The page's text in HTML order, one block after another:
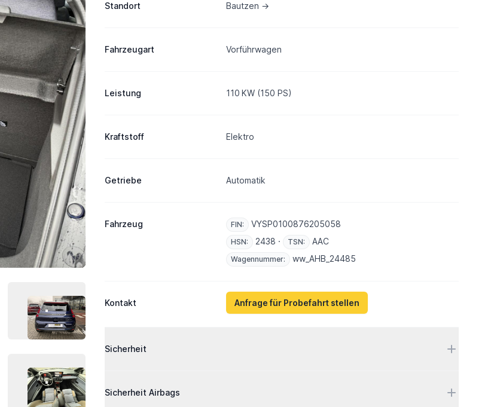
BILD 3 FAHRZEUG-BILD 4
BILD 7 FAHRZEUG-BILD 8
Standort Bautzen →
Fahrzeugart Vorführwagen
Leistung 110 KW (150 PS)
Kraftstoff Elektro
Getriebe Automatik
Fahrzeug FIN: VYSP0100876205058
HSN: 2438 · TSN: AAC
Wagennummer: ww_AHB_24485
Kontakt Anfrage für Probefahrt stellen
Sicherheit
Sicherheit Airbags